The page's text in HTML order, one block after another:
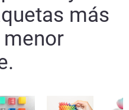
más